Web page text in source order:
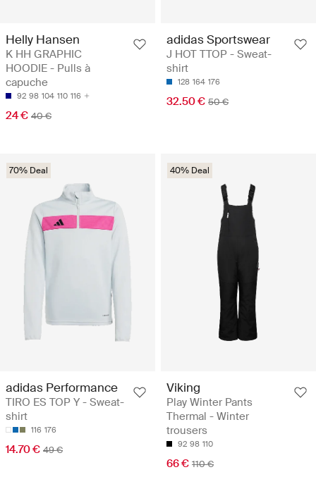
Helly Hansen
K HH GRAPHIC
HOODIE - Pulls à
capuche
92 98 104 110 116
24 € 40 €
adidas Sportswear
J HOT TTOP - Sweat-
shirt
128 164 176
32.50 € 50 €
70% Deal
adidas Performance
TIRO ES TOP Y - Sweat-
shirt
116 176
14.70 € 49 €
40% Deal
Viking
Play Winter Pants
Thermal - Winter
trousers
92 98 110
66 € 110 €